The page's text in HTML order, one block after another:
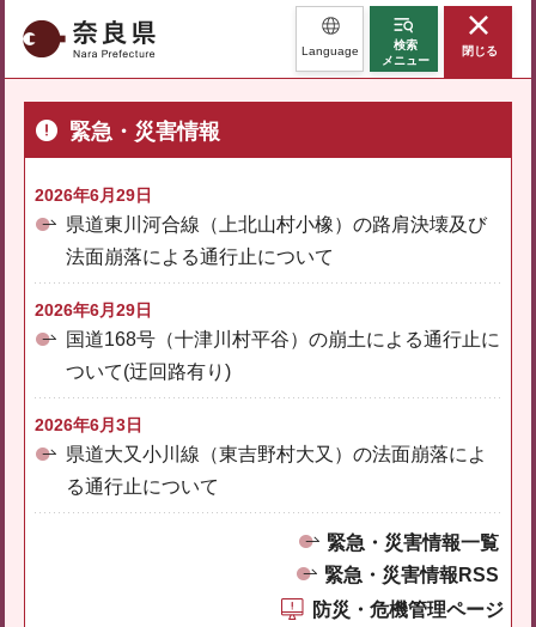
奈良県 Language
検索
メニュー
閉じる
緊急・災害情報
2026年6月29日
県道東川河合線（上北山村小橡）の路肩決壊及び
法面崩落による通行止について
2026年6月29日
国道168号（十津川村平谷）の崩土による通行止に
ついて(迂回路有り)
2026年6月3日
県道大又小川線（東吉野村大又）の法面崩落によ
る通行止について
緊急・災害情報一覧
緊急・災害情報RSS
防災・危機管理ページ